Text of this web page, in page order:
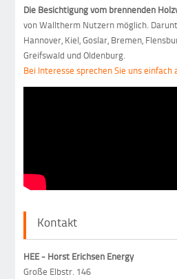
Die Besichtigung vom brennenden
von Walltherm Nutzern möglich.
Hannover, Kiel, Goslar, Bremen,
Greifswald und Oldenburg.
Bei Interesse sprechen Sie uns einfach
Kontakt
HEE - Horst Erichsen Energy
Große Elbstr. 146